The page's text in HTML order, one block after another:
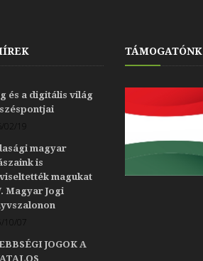
és a digitális világ
19
magyar
is
magukat
Magyar Jogi
10/07
JOGOK A
TÁMOGATÓNK